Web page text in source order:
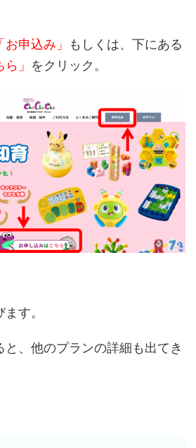
「お申込み」
もしくは、下にある
」 をクリック。
す。
、他のプランの詳細も出てき